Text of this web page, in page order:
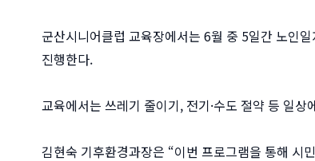
군산시니어클럽 교육장에서는 6월 중 5일간 노인
진행한다.
교육에서는 쓰레기 줄이기, 전기·수도 절약 등 일
김현숙 기후환경과장은 “이번 프로그램을 통해 시